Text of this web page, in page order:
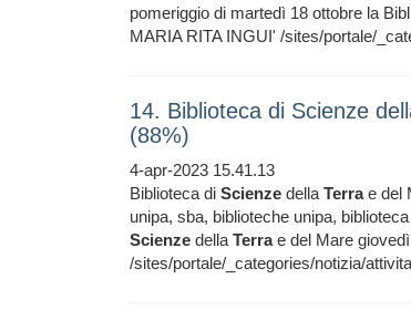
pomeriggio di martedì 18 ottobre la
MARIA RITA INGUI' /sites/portale/
14. Biblioteca di Scienze
(88%)
4-apr-2023 15.41.13
Biblioteca di Scienze della Terrae del
unipa, sba, biblioteche unipa,
Scienze della Terrae del Mare
/sites/portale/_categories/notizia/